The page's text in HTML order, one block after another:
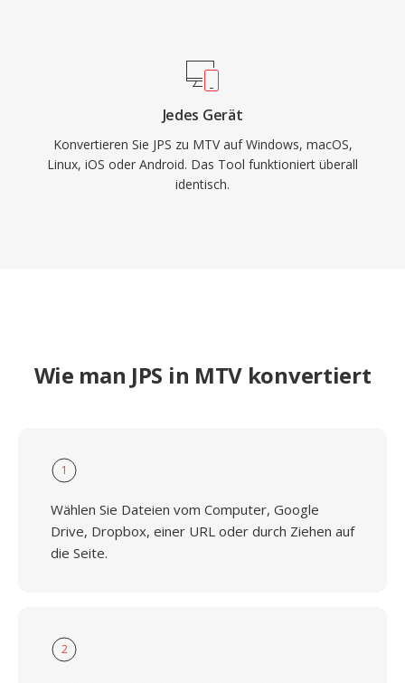
Jedes Gerät
Konvertieren Sie JPS zu MTV auf Windows, macOS,
Linux, iOS oder Android. Das Tool funktioniert überall
identisch.
Wie man JPS in MTV konvertiert
1
Wählen Sie Dateien vom Computer, Google
Drive, Dropbox, einer URL oder durch Ziehen auf
die Seite.
2